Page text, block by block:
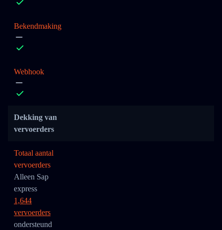
Bekendmaking
Webhook
Dekking van
vervoerders
Totaal aantal
vervoerders
Alleen Sap
express
1,644
vervoerders
ondersteund